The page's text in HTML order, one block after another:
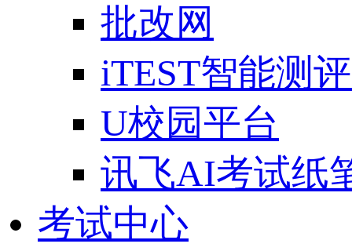
批改网
iTEST智能测
U校园平台
讯飞AI考试纸
考试中心